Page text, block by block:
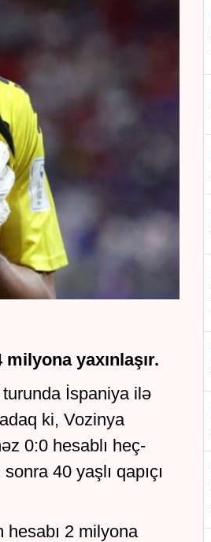
yaxınlaşır.
İspaniya ilə
ki, Vozinya
0:0 hesablı heç-
40 yaşlı qapıçı
2 milyona